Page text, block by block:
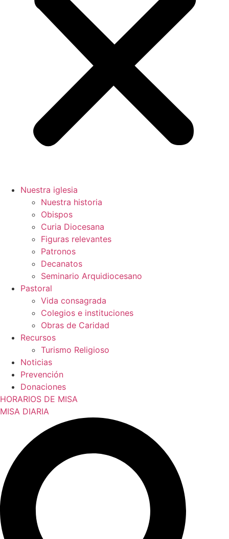
Nuestra iglesia
Nuestra historia
Obispos
Curia Diocesana
Figuras relevantes
Patronos
Decanatos
Seminario Arquidiocesano
Pastoral
Vida consagrada
Colegios e instituciones
Obras de Caridad
Recursos
Turismo Religioso
Noticias
Prevención
Donaciones
HORARIOS DE MISA
MISA DIARIA